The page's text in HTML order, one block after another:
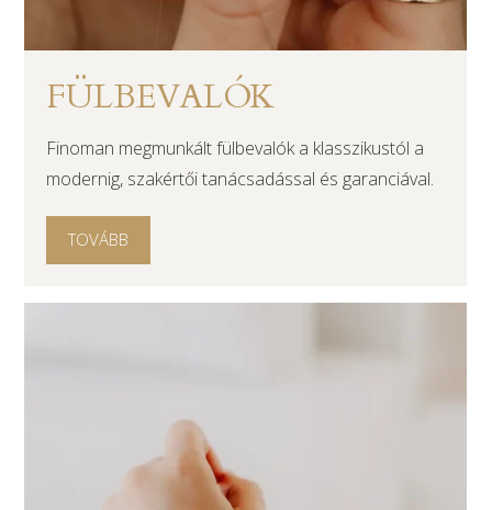
FÜLBEVALÓK
Finoman megmunkált fülbevalók a klasszikustól a
modernig, szakértői tanácsadással és garanciával.
TOVÁBB